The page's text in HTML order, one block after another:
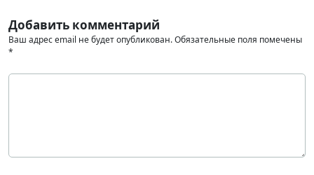
Добавить комментарий
Ваш адрес email не будет опубликован.Обязательные поля помечены
*